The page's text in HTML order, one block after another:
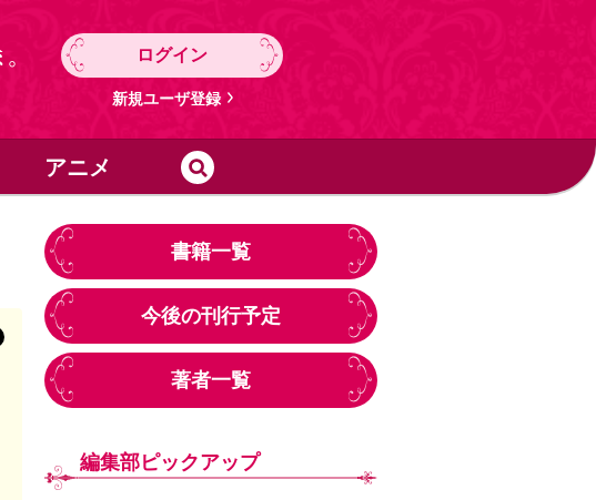
ログイン
新規ユーザ登録
アニメ
書籍一覧
今後の刊行予定
著者一覧
編集部ピックアップ